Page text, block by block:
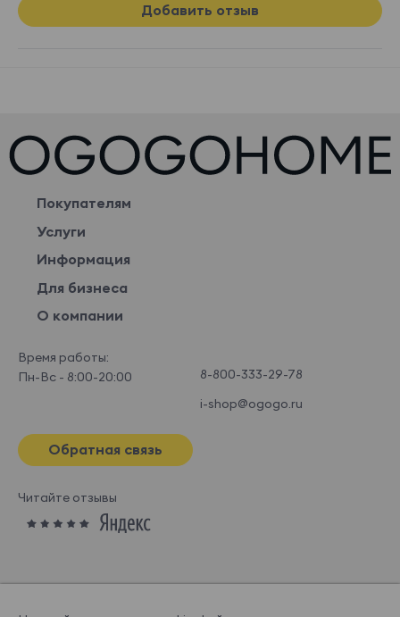
Добавить отзыв
Покупателям
Услуги
Информация
Для бизнеса
О компании
Время работы:
Пн-Вс - 8:00-20:00
8-800-333-29-78
i-shop@ogogo.ru
Обратная связь
Читайте отзывы